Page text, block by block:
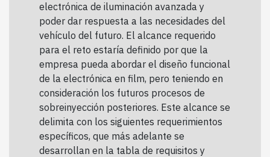
electrónica de iluminación avanzada y
poder dar respuesta a las necesidades del
vehículo del futuro. El alcance requerido
para el reto estaría definido por que la
empresa pueda abordar el diseño funcional
de la electrónica en film, pero teniendo en
consideración los futuros procesos de
sobreinyección posteriores. Este alcance se
delimita con los siguientes requerimientos
específicos, que más adelante se
desarrollan en la tabla de requisitos y